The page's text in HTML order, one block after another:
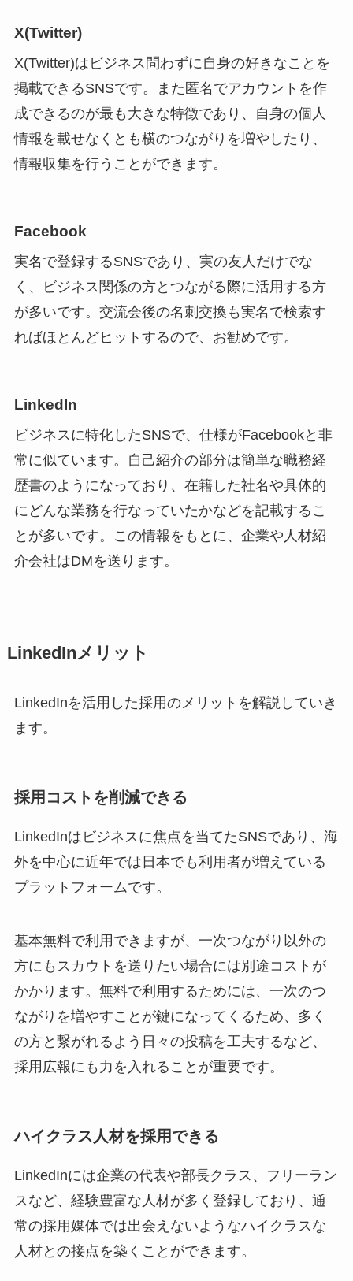
X(Twitter)
X(Twitter)はビジネス問わずに自身の好きなことを
掲載できるSNSです。また匿名でアカウントを作
成できるのが最も大きな特徴であり、自身の個人
情報を載せなくとも横のつながりを増やしたり、
情報収集を行うことができます。
Facebook
実名で登録するSNSであり、実の友人だけでな
く、ビジネス関係の方とつながる際に活用する方
が多いです。交流会後の名刺交換も実名で検索す
ればほとんどヒットするので、お勧めです。
LinkedIn
ビジネスに特化したSNSで、仕様がFacebookと非
常に似ています。自己紹介の部分は簡単な職務経
歴書のようになっており、在籍した社名や具体的
にどんな業務を行なっていたかなどを記載するこ
とが多いです。この情報をもとに、企業や人材紹
介会社はDMを送ります。
LinkedInメリット
LinkedInを活用した採用のメリットを解説していき
ます。
採用コストを削減できる
LinkedInはビジネスに焦点を当てたSNSであり、海
外を中心に近年では日本でも利用者が増えている
プラットフォームです。
基本無料で利用できますが、一次つながり以外の
方にもスカウトを送りたい場合には別途コストが
かかります。無料で利用するためには、一次のつ
ながりを増やすことが鍵になってくるため、多く
の方と繋がれるよう日々の投稿を工夫するなど、
採用広報にも力を入れることが重要です。
ハイクラス人材を採用できる
LinkedInには企業の代表や部長クラス、フリーラン
スなど、経験豊富な人材が多く登録しており、通
常の採用媒体では出会えないようなハイクラスな
人材との接点を築くことができます。